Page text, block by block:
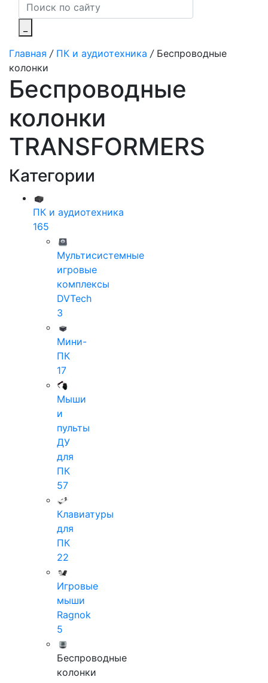
Главная / ПК и аудиотехника / Беспроводные
колонки
Беспроводные
колонки
TRANSFORMERS
Категории
ПК и аудиотехника
165
Мультисистемные
игровые
комплексы
DVTech
3
Мини-
ПК
17
Мыши
и
пульты
ДУ
для
ПК
57
Клавиатуры
для
ПК
22
Игровые
мыши
Ragnok
5
Беспроводные
колонки